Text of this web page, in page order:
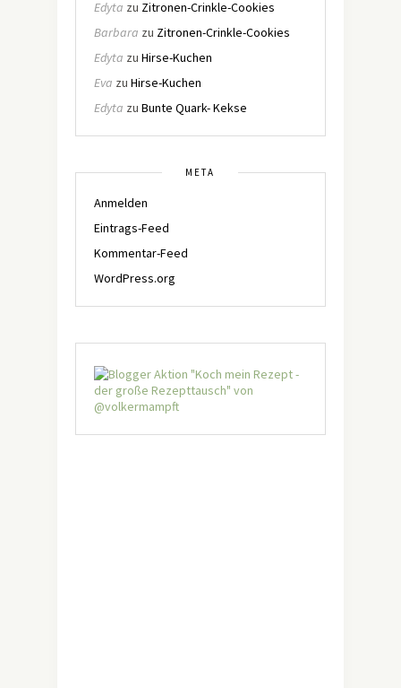
Edyta zu Zitronen-Crinkle-Cookies
Barbara zu Zitronen-Crinkle-Cookies
Edyta zu Hirse-Kuchen
Eva zu Hirse-Kuchen
Edyta zu Bunte Quark- Kekse
META
Anmelden
Eintrags-Feed
Kommentar-Feed
WordPress.org